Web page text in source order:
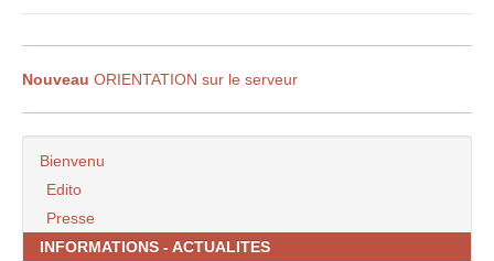
Nouveau ORIENTATION sur le serveur
Bienvenu
Edito
Presse
INFORMATIONS - ACTUALITES